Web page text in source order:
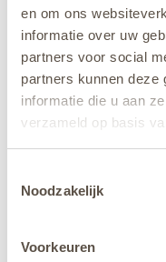
en om ons
informatie over uw
partners voor social
partners kunnen deze
informatie die u aan
verzameld op basis
jehier.
Noodzakelijk
Voorkeuren